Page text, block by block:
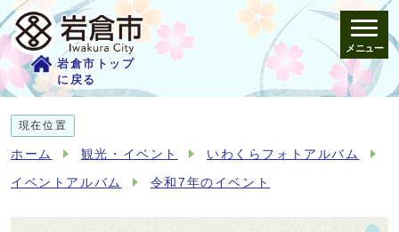
岩倉市トップ
に戻る
メニュー
現在位置
ホーム 観光・イベント いわくらフォトアルバム
イベントアルバム 令和7年のイベント